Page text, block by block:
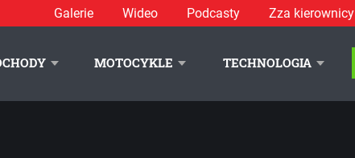
Galerie Wideo Podcasty Zza kierownicy
MOTOCYKLE TECHNOLOGIA
Szkoły Auto Skoda – relacja i galeria - zdjęcie 16